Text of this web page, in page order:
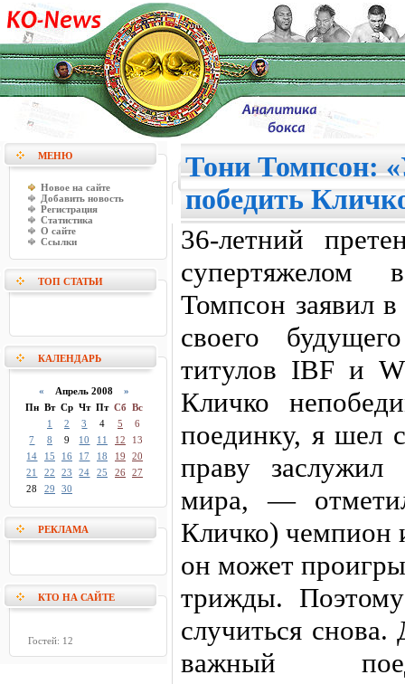
МЕНЮ
Новое на сайте
Добавить новость
Регистрация
Статистика
О сайте
Ссылки
ТОП СТАТЬИ
КАЛЕНДАРЬ
« Апрель 2008 »
Пн Вт Ср Чт Пт Сб Вс
1
2 3 4 5
6
7
8 9 10 11 12
13
14
15 16 17 18 19
20
21
22 23 24 25 26 27
28
29 30
РЕКЛАМА
КТО НА САЙТЕ
Гостей: 12
Тони Томпсон:
победить
36-летний
супертяжелом
Томпсон заявил
своего
титулов IBF и
Кличко
поединку, я шел
праву
мира, —
Кличко) чемпион
он может
трижды.
случиться
важный